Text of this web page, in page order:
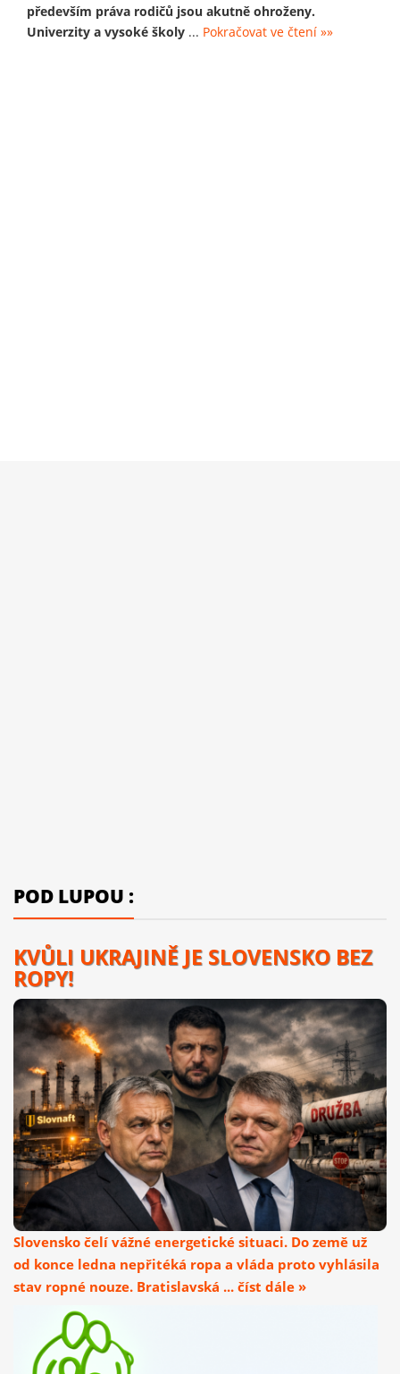
především práva rodičů jsou akutně ohroženy.
Univerzity a vysoké školy ... Pokračovat ve čtení »»
POD LUPOU :
KVŮLI UKRAJINĚ JE SLOVENSKO BEZ
ROPY!
Slovensko čelí vážné energetické situaci. Do země už
od konce ledna nepřitéká ropa a vláda proto vyhlásila
stav ropné nouze. Bratislavská ... číst dále »